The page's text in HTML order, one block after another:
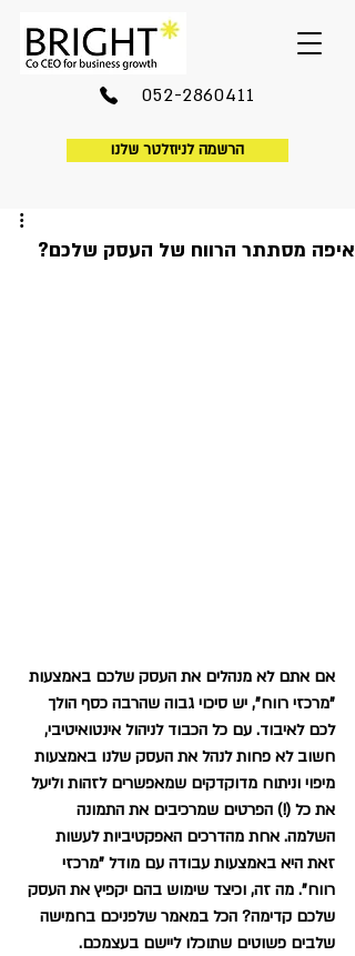
052-2860411
הרשמה לניוזלטר שלנו
איפה מסתתר הרווח של העסק שלכם?
אם אתם לא מנהלים את העסק שלכם באמצעות
"מרכזי רווח", יש סיכוי גבוה שהרבה כסף הולך
לכם לאיבוד. עם כל הכבוד לניהול אינטואיטיבי,
חשוב לא פחות לנהל את העסק שלנו באמצעות
מיפוי וניתוח מדוקדקים שמאפשרים לזהות וליעל
את כל (!) הפרטים שמרכיבים את התמונה
השלמה. אחת מהדרכים האפקטיביות לעשות
זאת היא באמצעות עבודה עם מודל "מרכזי
רווח". מה זה, וכיצד שימוש בהם יקפיץ את העסק
שלכם קדימה? הכל במאמר שלפניכם בחמישה
שלבים פשוטים שתוכלו ליישם בעצמכם.